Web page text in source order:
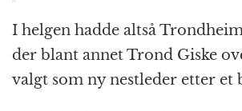
I helgen hadde altså
der blant annet Trond Giske
valgt som ny nestleder etter et